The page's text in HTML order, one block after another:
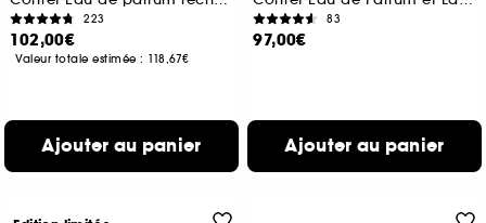
223
102,00€
Valeur totale estimée : 118,67€
Ajouter au panier
83
97,00€
Ajouter au panier